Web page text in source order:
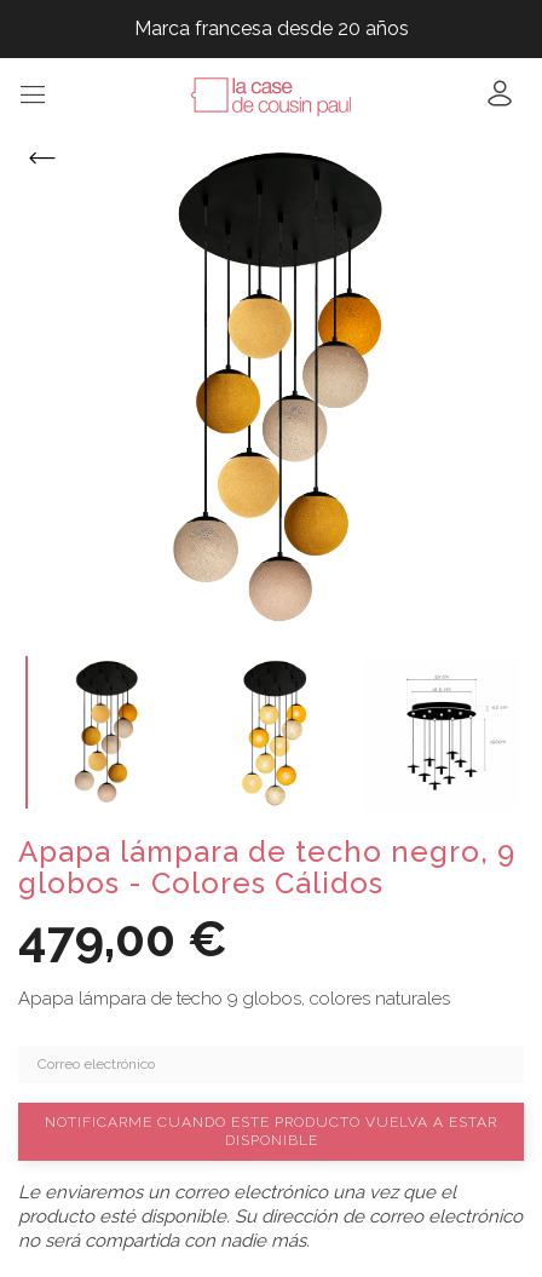
Marca francesa desde 20 años
Marca francesa desde 20 años
Marca francesa desde 20 años
Apapa lámpara de techo negro, 9
globos - Colores Cálidos
479,00 €
Apapa lámpara de techo 9 globos, colores naturales
NOTIFICARME CUANDO ESTE PRODUCTO VUELVA A ESTAR
DISPONIBLE
Le enviaremos un correo electrónico una vez que el
producto esté disponible. Su dirección de correo electrónico
no será compartida con nadie más.